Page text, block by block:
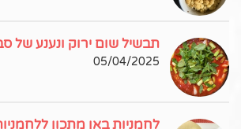
תבשיל שום ירוק ונענע של
05/04/2025
לחמניות באן מתכון